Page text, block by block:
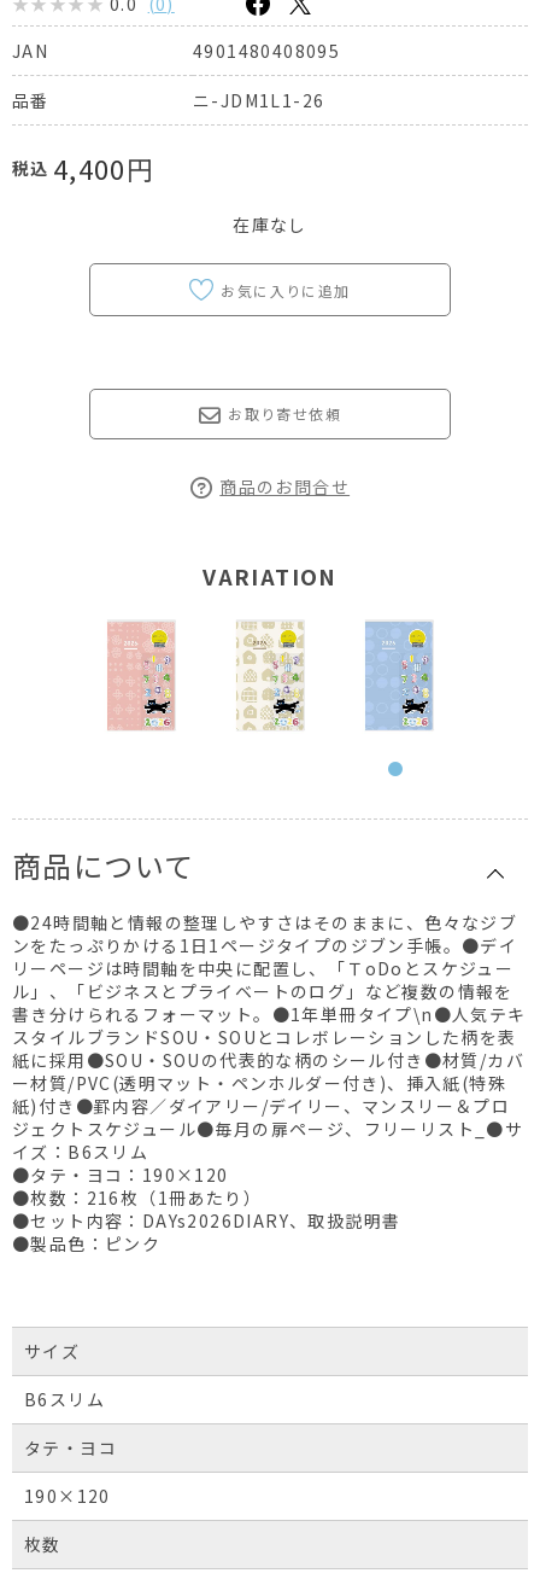
JAN
4901480408095
品番 ニ-JDM1L1-26
税込 4,400円
在庫なし
お取り寄せ依頼
商品のお問合せ
VARIATION
商品について
●24時間軸と情報の整理しやすさはそのままに、色々なジブ
ンをたっぷりかける1日1ページタイプのジブン手帳。●デイ
リーページは時間軸を中央に配置し、「ＴoDoとスケジュー
ル」、「ビジネスとプライベートのログ」など複数の情報を
書き分けられるフォーマット。●1年単冊タイプ\n●人気テキ
スタイルブランドSOU・SOUとコレボレーションした柄を表
紙に採用●SOU・SOUの代表的な柄のシール付き●材質/カバ
ー材質/PVC(透明マット・ペンホルダー付き)、挿入紙(特殊
紙)付き●罫内容／ダイアリー/デイリー、マンスリー＆プロ
ジェクトスケジュール●毎月の扉ページ、フリーリスト_●サ
イズ：B6スリム
●タテ・ヨコ：190×120
●枚数：216枚（1冊あたり）
●セット内容：DAYs2026DIARY、取扱説明書
●製品色：ピンク
サイズ
B6スリム
タテ・ヨコ
190×120
枚数